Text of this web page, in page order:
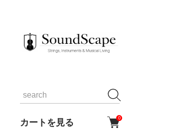
カートを見る 0